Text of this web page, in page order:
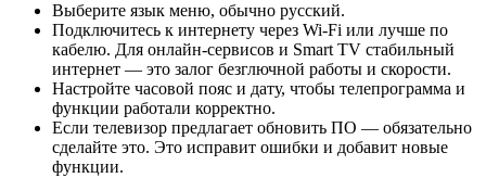
Выберите язык меню, обычно русский.
Подключитесь к интернету через Wi-Fi или лучше по
кабелю. Для онлайн-сервисов и Smart TV стабильный
интернет — это залог безглючной работы и скорости.
Настройте часовой пояс и дату, чтобы телепрограмма и
функции работали корректно.
Если телевизор предлагает обновить ПО — обязательно
сделайте это. Это исправит ошибки и добавит новые
функции.